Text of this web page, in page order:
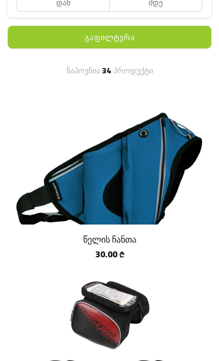
გაფილტვრა
ნაპოვნია34 პროდუქტი
წელის ჩანთა
30.00 ₾